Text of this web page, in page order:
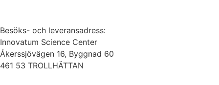
Besöks- och leveransadress:
Innovatum Science Center
Åkerssjövägen 16, Byggnad 60
461 53 TROLLHÄTTAN